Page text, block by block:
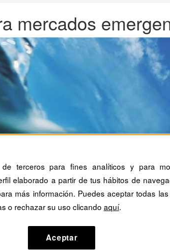
mercados
terceros para fines analíticos y para
elaborado a partir de tus hábitos de
más información. Puedes aceptar todas
o rechazar su uso clicando aquí.
Aceptar